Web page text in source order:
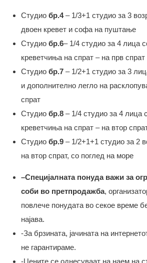
Студиобр.4– 1/3+1 студио за 3
двоен кревет и софа на пуштање
Студио бр.6– 1/4 студио за 4 лица
креветчиња на спрат – на прв спрат
Студиобр.7 – 1/2+1 студио за 3
и дополнително легло на
спрат
Студиобр.8 – 1/4 студио за 4 лица
креветчиња на спрат – на втор
Студиобр.9 – 1/2+1+1 студио за 2
на втор спрат, со поглед на море
–Специјалната понуда важи за
соби во претпродажба,
повлече понудата во секое време
најава.
-За брзината, јачината на
не гарантираме.